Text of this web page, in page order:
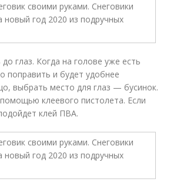
глаз. Когда на голове уже есть
поправить и будет удобнее
выбрать место для глаз — бусинок.
клеевого пистолета. Если
клей ПВА.